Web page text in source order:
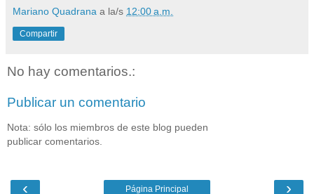
Mariano Quadrana a la/s 12:00 a.m.
Compartir
No hay comentarios.:
Publicar un comentario
Nota: sólo los miembros de este blog pueden
publicar comentarios.
‹ ›
Página Principal